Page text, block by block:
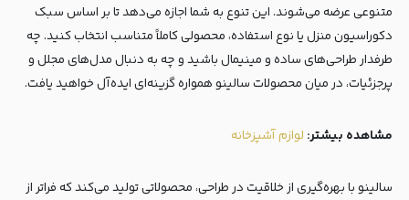
متنوعی عرضه می‌شوند. این تنوع به شما اجازه می‌دهد تا بر اساس سبک
دکوراسیون منزل یا نوع استفاده، محصولی کاملاً متناسب انتخاب کنید. چه
طرفدار طراحی‌های ساده و مینیمال باشید و چه به دنبال مدل‌های مجلل و
پرجزئیات، در میان محصولات سالینو همواره گزینه‌ای ایده‌آل خواهید یافت.
مشاهده بیشتر:‌ لوازم آشپزخانه
سالینو با بهره‌گیری از خلاقیت در طراحی، محصولاتی تولید می‌کند که فراتر از